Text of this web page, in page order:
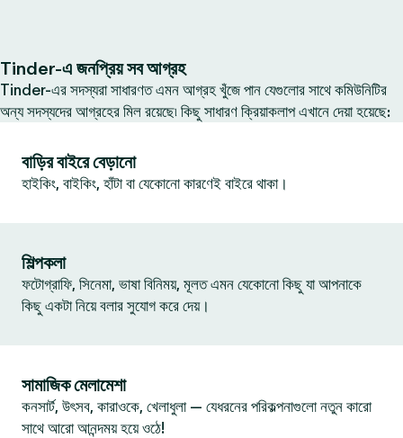
Tinder-এ জনপ্রিয় সব আগ্রহ
Tinder-এর সদস্যরা সাধারণত এমন আগ্রহ খুঁজে পান যেগুলোর সাথে কমিউনিটির
অন্য সদস্যদের আগ্রহের মিল রয়েছে৷ কিছু সাধারণ ক্রিয়াকলাপ এখানে দেয়া হয়েছে:
বাড়ির বাইরে বেড়ানো
হাইকিং, বাইকিং, হাঁটা বা যেকোনো কারণেই বাইরে থাকা।
শিল্পকলা
ফটোগ্রাফি, সিনেমা, ভাষা বিনিময়, মূলত এমন যেকোনো কিছু যা আপনাকে
কিছু একটা নিয়ে বলার সুযোগ করে দেয়।
সামাজিক মেলামেশা
কনসার্ট, উৎসব, কারাওকে, খেলাধুলা — যেধরনের পরিকল্পনাগুলো নতুন কারো
সাথে আরো আনন্দময় হয়ে ওঠে!